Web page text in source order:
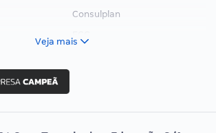
Consulplan
Veja mais